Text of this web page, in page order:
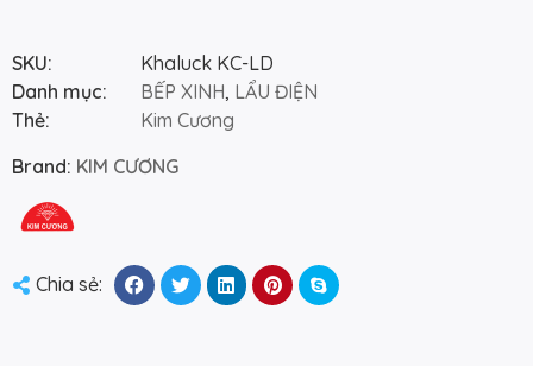
SKU:
Khaluck KC-LD
Danh mục:
BẾP XINH, LẨU ĐIỆN
Thẻ:
Kim Cương
Brand: KIM CƯƠNG
Chia sẻ: